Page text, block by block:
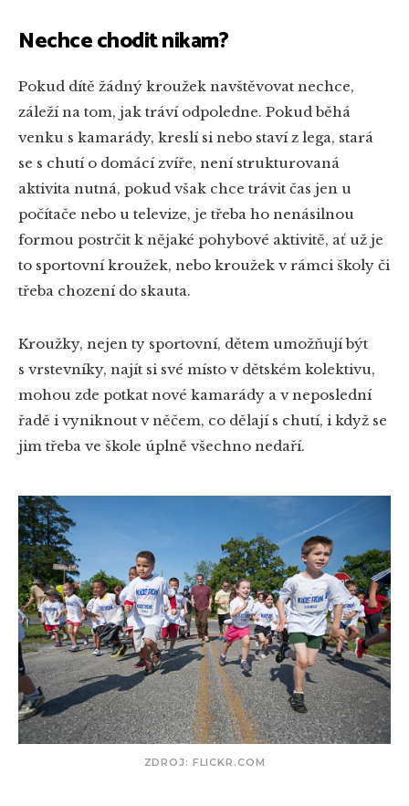
Nechce chodit nikam?
Pokud dítě žádný kroužek navštěvovat nechce,
záleží na tom, jak tráví odpoledne. Pokud běhá
venku s kamarády, kreslí si nebo staví z lega, stará
se s chutí o domácí zvíře, není strukturovaná
aktivita nutná, pokud však chce trávit čas jen u
počítače nebo u televize, je třeba ho nenásilnou
formou postrčit k nějaké pohybové aktivitě, ať už je
to sportovní kroužek, nebo kroužek v rámci školy či
třeba chození do skauta.
Kroužky, nejen ty sportovní, dětem umožňují být
s vrstevníky, najít si své místo v dětském kolektivu,
mohou zde potkat nové kamarády a v neposlední
řadě i vyniknout v něčem, co dělají s chutí, i když se
jim třeba ve škole úplně všechno nedaří.
ZDROJ: FLICKR.COM